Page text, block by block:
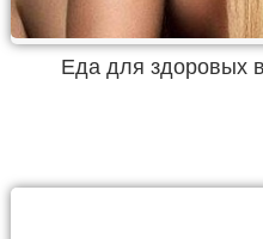
Еда для здоровых